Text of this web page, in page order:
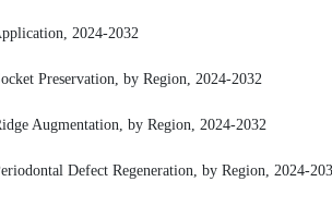
2024-2032
Preservation, by Region, 2024-2032
Augmentation, by Region, 2024-2032
Defect Regeneration, by Region, 2024-